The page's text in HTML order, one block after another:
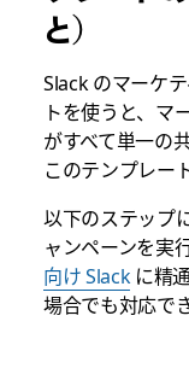
と）
Slack のマーケ
トを使うと、マ
がすべて単一の
このテンプレー
以下のステップ
ャンペーンを実
向け Slackに精
場合でも対応で